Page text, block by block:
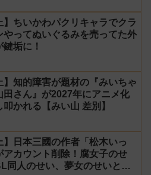
】ちいかわパクリキャラでクラ
やってぬいぐるみを売ってた外
鍵垢に！
】知的障害が題材の『みいちゃ
田さん』が2027年にアニメ化
叩かれる【みい山 差別】
】日本三國の作者「松木いっ
アカウント削除！腐女子のせ
同人のせい、夢女のせいと騒